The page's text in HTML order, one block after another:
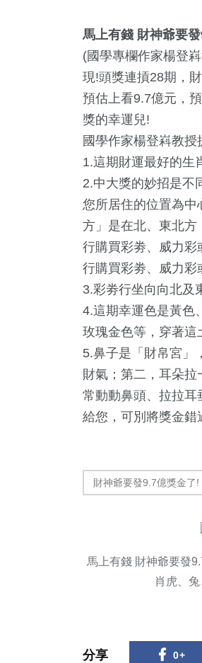
馬上有錢 財神爺要
(國學專欄作家楊登
現!頭獎連摃28期，
預估上看9.7億元，
獎的幸運兒!
國學作家楊登嵙教
1.這期財運最好的生
2.中大獎的妙招是不
您所居住的位置為中
方」是在北、東北方
行購買彩劵、威力
行購買彩劵、威力彩
3.彩劵行坐向向北及
4.這期幸運色是黃色
玫瑰金色等，穿著這
5.鼻子是「財帛宮」
財氣；第二，耳朵
常動動鼻頭、拉拉
給您，可別將獎金錯
財神爺要發9.7億獎金了!
馬上有錢 財神爺要發
肖虎、
分享 0+
38+
科技新知